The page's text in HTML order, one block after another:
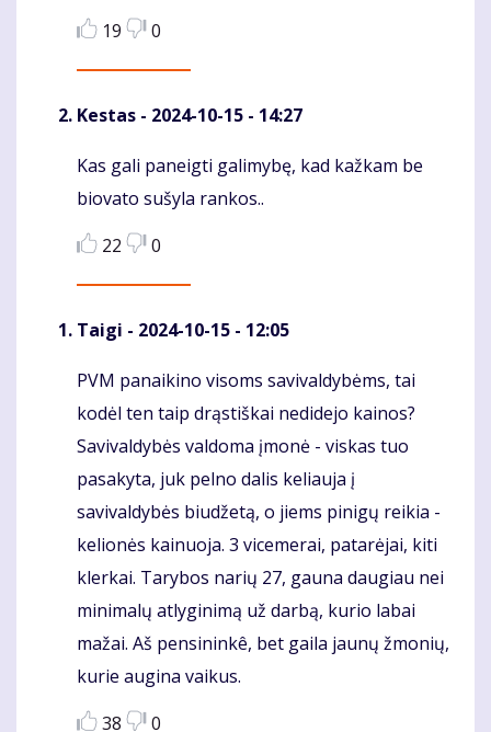
19
0
Kestas - 2024-10-15 - 14:27
Komentaras
Kas gali paneigti galimybę, kad kažkam be
biovato sušyla rankos..
22
0
Taigi - 2024-10-15 - 12:05
Komentaras
PVM panaikino visoms savivaldybėms, tai
kodėl ten taip drąstiškai nedidejo kainos?
Savivaldybės valdoma įmonė - viskas tuo
pasakyta, juk pelno dalis keliauja į
savivaldybės biudžetą, o jiems pinigų reikia -
kelionės kainuoja. 3 vicemerai, patarėjai, kiti
klerkai. Tarybos narių 27, gauna daugiau nei
minimalų atlyginimą už darbą, kurio labai
mažai. Aš pensininkê, bet gaila jaunų žmonių,
kurie augina vaikus.
38
0